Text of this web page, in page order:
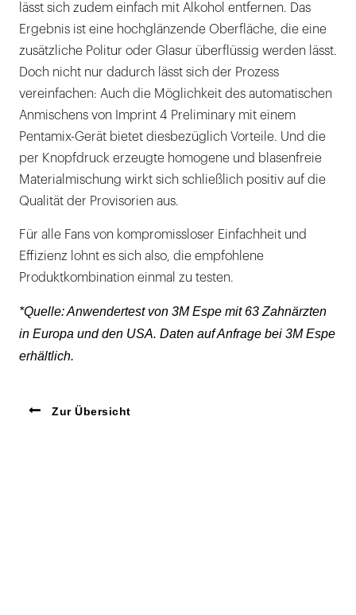
lässt sich zudem einfach mit Alkohol entfernen. Das
Ergebnis ist eine hochglänzende Oberfläche, die eine
zusätzliche Politur oder Glasur überflüssig werden lässt.
Doch nicht nur dadurch lässt sich der Prozess
vereinfachen: Auch die Möglichkeit des automatischen
Anmischens von Imprint 4 Preliminary mit einem
Pentamix-Gerät bietet diesbezüglich Vorteile. Und die
per Knopfdruck erzeugte homogene und blasenfreie
Materialmischung wirkt sich schließlich positiv auf die
Qualität der Provisorien aus.
Für alle Fans von kompromissloser Einfachheit und
Effizienz lohnt es sich also, die empfohlene
Produktkombination einmal zu testen.
*Quelle: Anwendertest von 3M Espe mit 63 Zahnärzten
in Europa und den USA. Daten auf Anfrage bei 3M Espe
erhältlich.
Zur Übersicht